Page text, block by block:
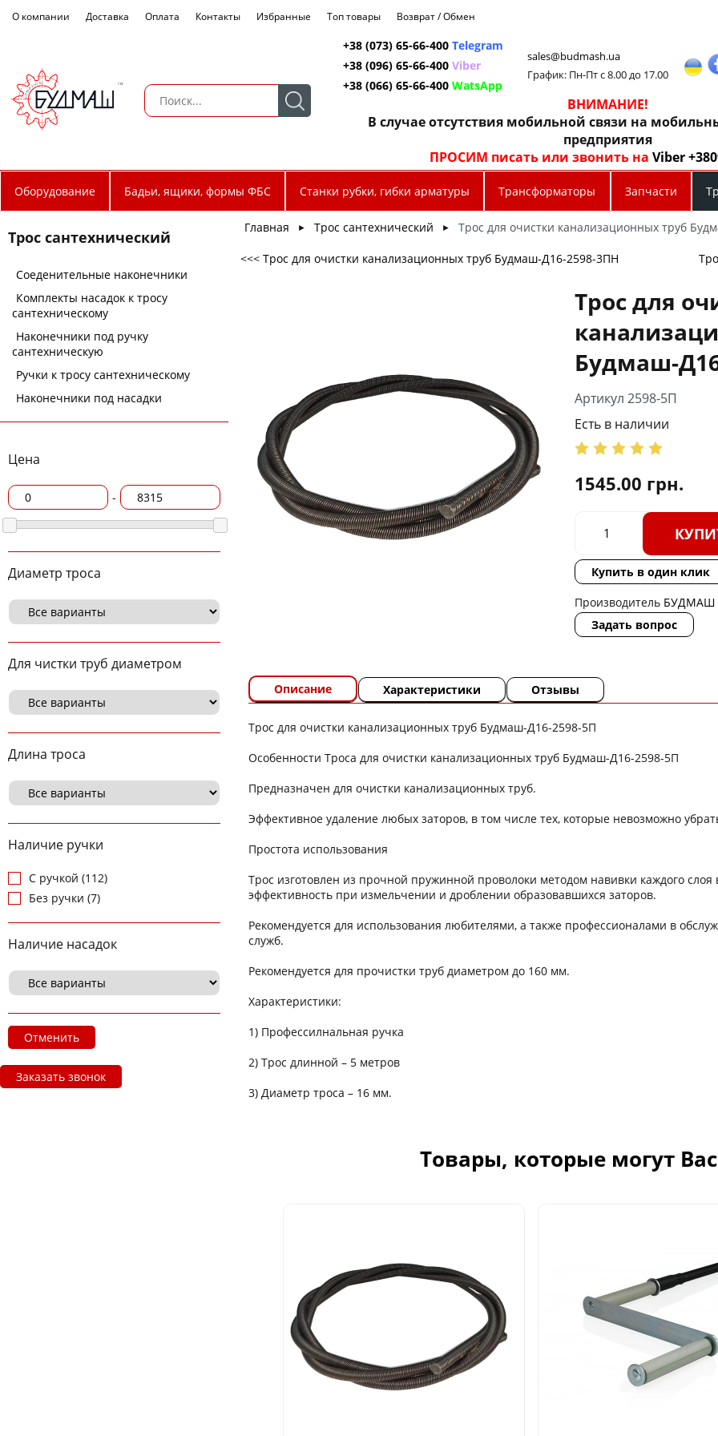
О компании Доставка Оплата Контакты Избранные Топ товары Возврат / Обмен
+38 (073) 65-66-400 Telegram
+38 (096) 65-66-400 Viber
+38 (066) 65-66-400 WatsApp
sales@budmash.ua
График: Пн-Пт с 8.00 до 17.00
ВНИМАНИЕ!
В случае отсутствия мобильной связи на
предприятия
ПРОСИМ писать или звонить наViber
Оборудование Бадьи, ящики, формы ФБС Станки рубки, гибки арматуры Трансформаторы Запчасти
Трос сантехнический
Соеденительные наконечники
Комплекты насадок к тросу
сантехническому
Наконечники под ручку
сантехническую
Ручки к тросу сантехническому
Наконечники под насадки
Цена
-
Диаметр троса
Для чистки труб диаметром
Длина троса
Наличие ручки
С ручкой (112)
Без ручки (7)
Наличие насадок
Отменить
Заказать звонок
Главная ► Трос сантехнический ► Трос для очистки канализационных труб
<<< Трос для очистки канализационных труб Будмаш-Д16-2598-3ПН
Трос для
Будмаш-
Артикул 2598-5П
Есть в наличии
1545.00 грн.
Купить в один клик
Производитель БУДМАШ
Задать вопрос
Описание Характеристики Отзывы
Трос для очистки канализационных труб Будмаш-Д16-2598-5П
Особенности Троса для очистки канализационных труб Будмаш-Д16-2598-5П
Предназначен для очистки канализационных труб.
Эффективное удаление любых заторов, в том числе тех, которые невозможно
Простота использования
Трос изготовлен из прочной пружинной проволоки методом навивки каждого
эффективность при измельчении и дроблении образовавшихся заторов.
Рекомендуется для использования любителями, а также профессионалами в
служб.
Рекомендуется для прочистки труб диаметром до 160 мм.
Характеристики:
1) Профессилнальная ручка
2) Трос длинной – 5 метров
3) Диаметр троса – 16 мм.
Товары, которые могут